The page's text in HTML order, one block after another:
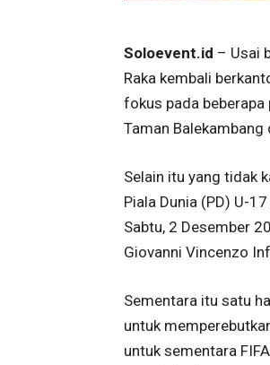
Soloevent.id – Usai
Raka kembali
fokus pada
Taman Balekambang
Selain itu yang tidak
Piala Dunia (PD) U-
Sabtu, 2 Desember
Giovanni Vincenzo
Sementara itu satu
untuk
untuk sementara